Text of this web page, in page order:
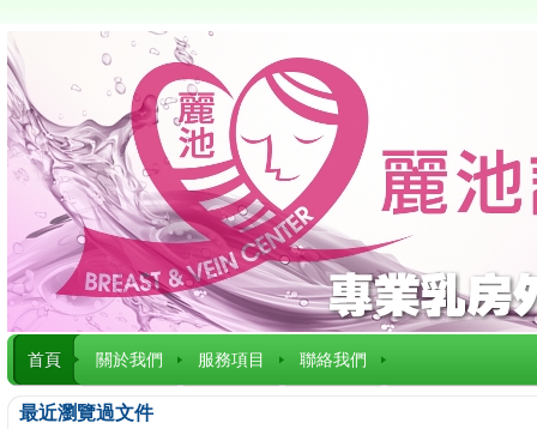
首頁 關於我們 服務項目 聯絡我們
最近瀏覽過文件